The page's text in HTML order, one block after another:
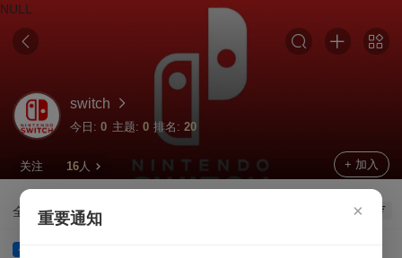
NULL
switch
今日: 0 主题: 0 排名:20
关注 16人 + 加入
全部 讨论
公告
×
重要通知